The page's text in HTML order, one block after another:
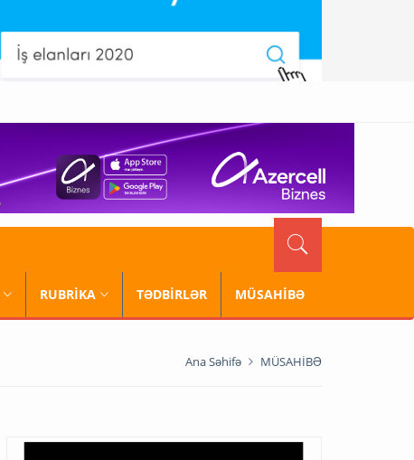
RUBRİKA TƏDBİRLƏR MÜSAHİBƏ
Ana Səhifə MÜSAHİBƏ